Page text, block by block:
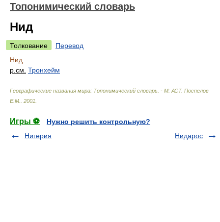
Топонимический словарь
Нид
Толкование
Перевод
Нид
р. см. Тронхейм
Географические названия мира: Топонимический словарь. - М: АСТ. Поспелов
Е.М.
2001
Игры ⚽
Нужно решить контрольную?
Нигерия
Нидарос